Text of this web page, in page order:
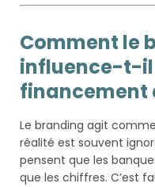
Comment le
influence-t-il
financement
Le branding agit
réalité est souvent
pensent que les
que les chiffres. C’est